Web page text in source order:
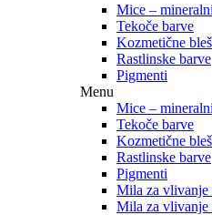
Mice –
Tekoče barve
Kozmetične
Rastlinske barve
Pigmenti
Menu
Mice –
Tekoče barve
Kozmetične
Rastlinske barve
Pigmenti
Mila za vlivanje
Mila za vlivanje